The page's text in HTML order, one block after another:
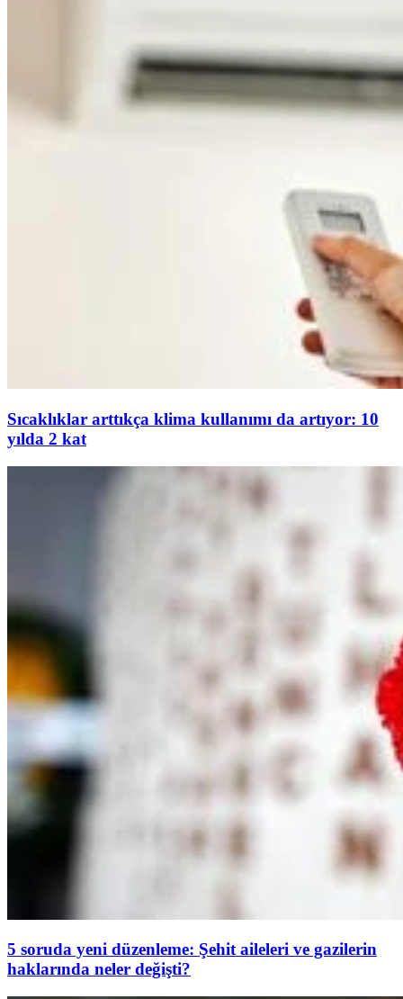
Sıcaklıklar arttıkça klima kullanımı da artıyor: 10
yılda 2 kat
5 soruda yeni düzenleme: Şehit aileleri ve gazilerin
haklarında neler değişti?